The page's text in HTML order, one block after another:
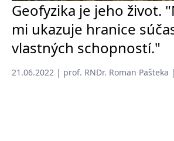
Geofyzika je jeho život.
mi ukazuje hranice
vlastných schopností."
21.06.2022 | prof. RNDr. Roman Pašteka